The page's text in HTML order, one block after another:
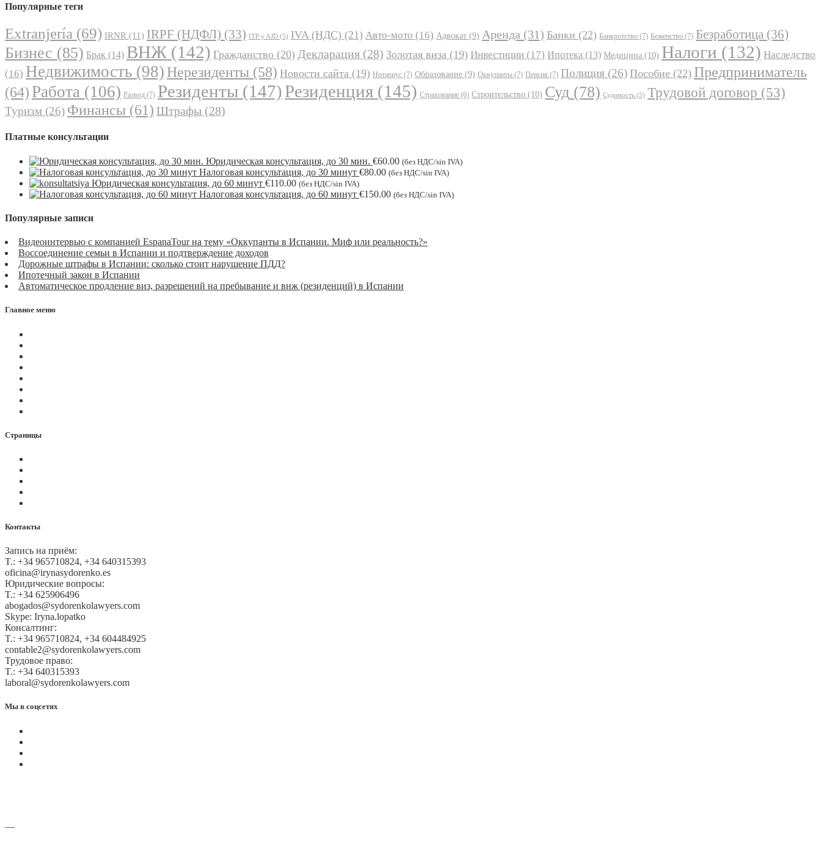
Популярные теги
Extranjería (69) IRNR (11) IRPF (НДФЛ) (33) ITP y AJD (5) IVA (НДС) (21) Авто-мото (16) Адвокат (9) Аренда (31) Банки (22) Банкротство (7) Беженство (7) Безработица (36)
Бизнес (85) Брак (14) ВНЖ (142) Гражданство (20) Декларация (28) Золотая виза (19) Инвестиции (17) Ипотека (13) Медицина (10) Налоги (132) Наследство
(16) Недвижимость (98) Нерезиденты (58) Новости сайта (19) Нотариус (7) Образование (9) Оккупанты (7) Пенсия (7) Полиция (26) Пособие (22) Предприниматель
(64) Работа (106) Развод (7) Резиденты (147)Резиденция (145) Страхование (6) Строительство (10) Суд (78) Судимость (5) Трудовой договор (53)
Туризм (26) Финансы (61) Штрафы (28)
Платные консультации
Юридическая консультация, до 30 мин. €60.00 (без НДС/sin IVA)
Налоговая консультация, до 30 минут €80.00 (без НДС/sin IVA)
Юридическая консультация, до 60 минут €110.00 (без НДС/sin IVA)
Налоговая консультация, до 60 минут €150.00 (без НДС/sin IVA)
Популярные записи
Видеоинтервью с компанией EspanaTour на тему «Оккупанты в Испании. Миф или реальность?»
Воссоединение семьи в Испании и подтверждение доходов
Дорожные штрафы в Испании: сколько стоит нарушение ПДД?
Ипотечный закон в Испании
Автоматическое продление виз, разрешений на пребывание и внж (резиденций) в Испании
Главное меню
Страницы
Контакты
Запись на приём:
T.: +34 965710824, +34 640315393
oficina@irynasydorenko.es
Юридические вопросы:
T.: +34 625906496
abogados@sydorenkolawyers.com
Skype: Iryna.lopatko
Консалтинг:
T.: +34 965710824, +34 604484925
contable2@sydorenkolawyers.com
Трудовое право:
T.: +34 640315393
laboral@sydorenkolawyers.com
Мы в соцсетях
—